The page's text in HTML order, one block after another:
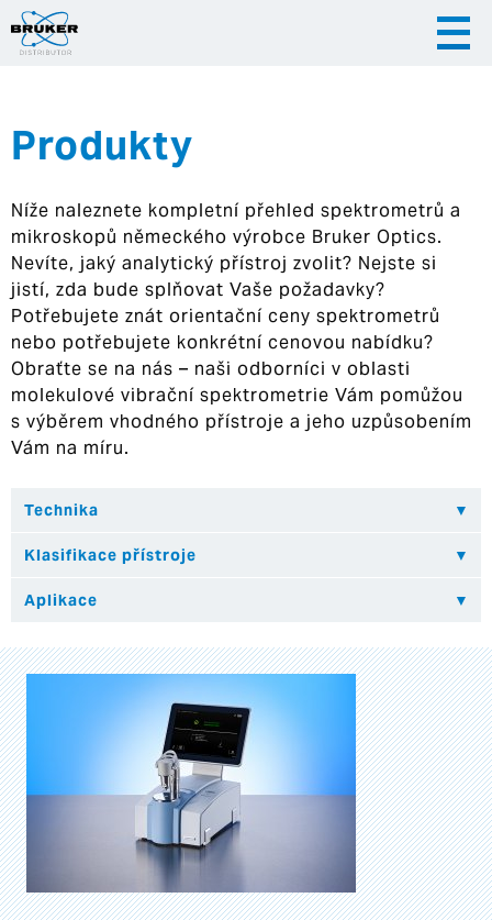
|
Hrvatska
Produkty
Níže naleznete kompletní přehled spektrometrů a
mikroskopů německého výrobce Bruker Optics.
Nevíte, jaký analytický přístroj zvolit? Nejste si
jistí, zda bude splňovat Vaše požadavky?
Potřebujete znát orientační ceny spektrometrů
nebo potřebujete konkrétní cenovou nabídku?
Obraťte se na nás – naši odborníci v oblasti
molekulové vibrační spektrometrie Vám pomůžou
s výběrem vhodného přístroje a jeho uzpůsobením
Vám na míru.